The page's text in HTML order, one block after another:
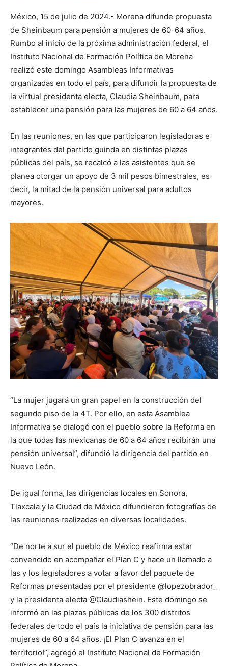
México, 15 de julio de 2024.- Morena difunde propuesta
de Sheinbaum para pensión a mujeres de 60-64 años.
Rumbo al inicio de la próxima administración federal, el
Instituto Nacional de Formación Política de Morena
realizó este domingo Asambleas Informativas
organizadas en todo el país, para difundir la propuesta de
la virtual presidenta electa, Claudia Sheinbaum, para
establecer una pensión para las mujeres de 60 a 64 años.
En las reuniones, en las que participaron legisladoras e
integrantes del partido guinda en distintas plazas
públicas del país, se recalcó a las asistentes que se
planea otorgar un apoyo de 3 mil pesos bimestrales, es
decir, la mitad de la pensión universal para adultos
mayores.
“La mujer jugará un gran papel en la construcción del
segundo piso de la 4T. Por ello, en esta Asamblea
Informativa se dialogó con el pueblo sobre la Reforma en
la que todas las mexicanas de 60 a 64 años recibirán una
pensión universal”, difundió la dirigencia del partido en
Nuevo León.
De igual forma, las dirigencias locales en Sonora,
Tlaxcala y la Ciudad de México difundieron fotografías de
las reuniones realizadas en diversas localidades.
“De norte a sur el pueblo de México reafirma estar
convencido en acompañar el Plan C y hace un llamado a
las y los legisladores a votar a favor del paquete de
Reformas presentadas por el presidente @lopezobrador_
y la presidenta electa @Claudiashein. Este domingo se
informó en las plazas públicas de los 300 distritos
federales de todo el país la iniciativa de pensión para las
mujeres de 60 a 64 años. ¡El Plan C avanza en el
territorio!”, agregó el Instituto Nacional de Formación